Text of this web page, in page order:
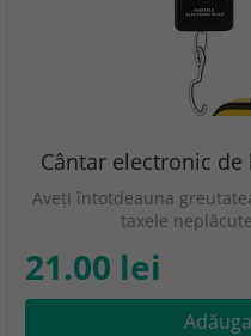
Cântar electronic de
Aveți întotdeauna
taxele
21.00 lei